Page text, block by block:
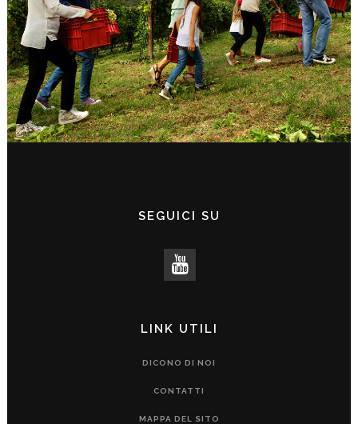
SEGUICI SU
LINK UTILI
DICONO DI NOI
CONTATTI
MAPPA DEL SITO